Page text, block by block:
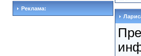
Реклама: